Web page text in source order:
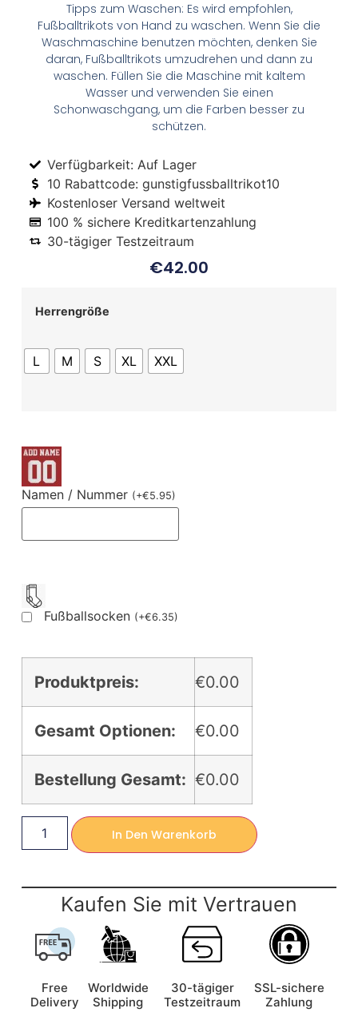
Tipps zum Waschen: Es wird empfohlen,
Fußballtrikots von Hand zu waschen. Wenn Sie die
Waschmaschine benutzen möchten, denken Sie
daran, Fußballtrikots umzudrehen und dann zu
waschen. Füllen Sie die Maschine mit kaltem
Wasser und verwenden Sie einen
Schonwaschgang, um die Farben besser zu
schützen.
Verfügbarkeit: Auf Lager
10 Rabattcode: gunstigfussballtrikot10
Kostenloser Versand weltweit
100 % sichere Kreditkartenzahlung
30-tägiger Testzeitraum
€42.00
Herrengröße
L M S XL XXL
Namen / Nummer (+€5.95)
Fußballsocken (+€6.35)
Produktpreis: €0.00
Gesamt Optionen: €0.00
Bestellung Gesamt: €0.00
In Den Warenkorb
Kaufen Sie mit Vertrauen
Free
Delivery
Worldwide
Shipping
30-tägiger
Testzeitraum
SSL-sichere
Zahlung